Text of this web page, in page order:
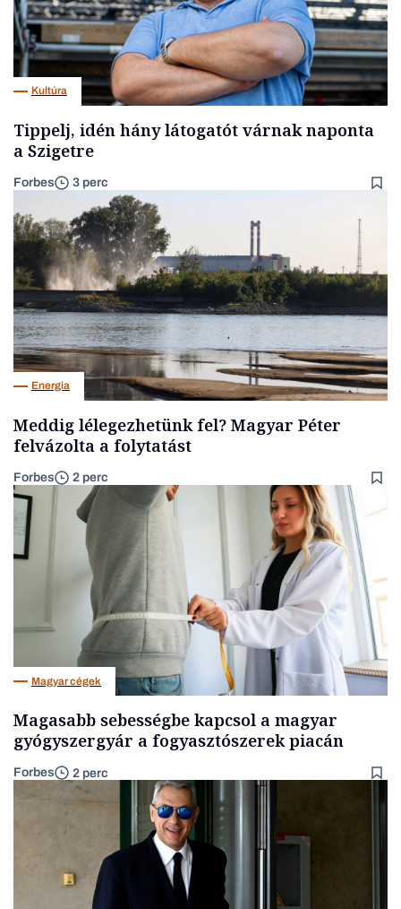
Kultúra
Tippelj, idén hány látogatót várnak naponta
a Szigetre
Forbes 3 perc
Energia
Meddig lélegezhetünk fel? Magyar Péter
felvázolta a folytatást
Forbes 2 perc
Magyar cégek
Magasabb sebességbe kapcsol a magyar
gyógyszergyár a fogyasztószerek piacán
Forbes 2 perc